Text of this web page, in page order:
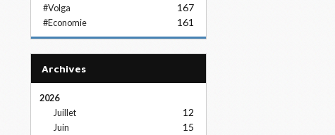
#Volga 167
#Economie 161
Archives
2026
Juillet
12
Juin 15